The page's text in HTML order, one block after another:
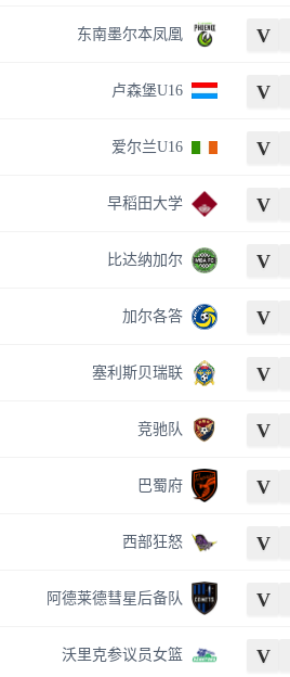
东南墨尔本凤凰 V
卢森堡U16 V
爱尔兰U16 V
早稻田大学 V
比达纳加尔 V
加尔各答 V
塞利斯贝瑞联 V
竞驰队 V
巴蜀府 V
西部狂怒 V
阿德莱德彗星后备队 V
沃里克参议员女篮 V